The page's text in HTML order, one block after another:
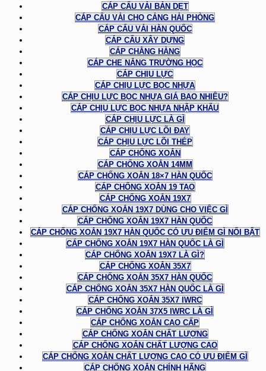
CÁP CẨU VẢI BẢN DẸT
CÁP CẨU VẢI CHO CẢNG HẢI PHÒNG
CÁP CẨU VẢI HÀN QUỐC
CÁP CẨU XÂY DỰNG
CÁP CHẰNG HÀNG
CÁP CHE NẮNG TRƯỜNG HỌC
CÁP CHỊU LỰC
CÁP CHỊU LỰC BỌC NHỰA
CÁP CHỊU LỰC BỌC NHỰA GIÁ BAO NHIÊU?
CÁP CHỊU LỰC BỌC NHỰA NHẬP KHẨU
CÁP CHỊU LỰC LÀ GÌ
CÁP CHỊU LỰC LÕI ĐAY
CÁP CHỊU LỰC LÕI THÉP
CÁP CHỐNG XOẮN
CÁP CHỐNG XOẮN 14MM
CÁP CHỐNG XOẮN 18×7 HÀN QUỐC
CÁP CHỐNG XOẮN 19 TAO
CÁP CHỐNG XOẮN 19X7
CÁP CHỐNG XOẮN 19X7 DÙNG CHO VIỆC GÌ
CÁP CHỐNG XOẮN 19X7 HÀN QUỐC
CÁP CHỐNG XOẮN 19X7 HÀN QUỐC CÓ ƯU ĐIỂM GÌ NỔI BẬT
CÁP CHỐNG XOẮN 19X7 HÀN QUỐC LÀ GÌ
CÁP CHỐNG XOẮN 19X7 LÀ GÌ?
CÁP CHỐNG XOẮN 35X7
CÁP CHỐNG XOẮN 35X7 HÀN QUỐC
CÁP CHỐNG XOẮN 35X7 HÀN QUỐC LÀ GÌ
CÁP CHỐNG XOẮN 35X7 IWRC
CÁP CHỐNG XOẮN 37X5 IWRC LÀ GÌ
CÁP CHỐNG XOẮN CAO CẤP
CÁP CHỐNG XOẮN CHẤT LƯỢNG
CÁP CHỐNG XOẮN CHẤT LƯỢNG CAO
CÁP CHỐNG XOẮN CHẤT LƯỢNG CAO CÓ ƯU ĐIỂM GÌ
CÁP CHỐNG XOẮN CHÍNH HÃNG